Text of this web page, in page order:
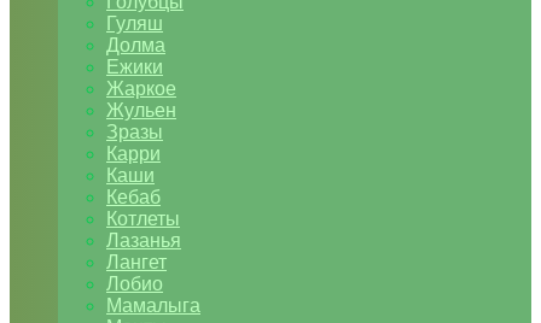
Гуляш
Долма
Ежики
Жаркое
Жульен
Зразы
Карри
Каши
Кебаб
Котлеты
Лазанья
Лангет
Лобио
Мамалыга